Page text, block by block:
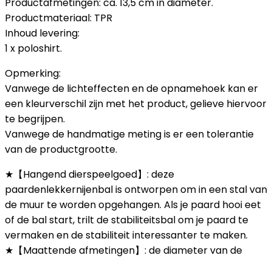
Productmateriaal: TPR
Inhoud levering:
1 x poloshirt.
Opmerking:
Vanwege de lichteffecten en de opnamehoek kan er
een kleurverschil zijn met het product, gelieve hiervoor
te begrijpen.
Vanwege de handmatige meting is er een tolerantie
van de productgrootte.
★【Hangend dierspeelgoed】: deze
paardenlekkernijenbal is ontworpen om in een stal van
de muur te worden opgehangen. Als je paard hooi eet
of de bal start, trilt de stabiliteitsbal om je paard te
vermaken en de stabiliteit interessanter te maken.
★【Maattende afmetingen】: de diameter van de